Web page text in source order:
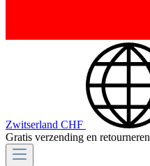
Zwitserland CHF
Gratis verzending en retourneren